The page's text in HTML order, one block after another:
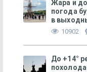
Жара и
погода
в
10902
До +14°